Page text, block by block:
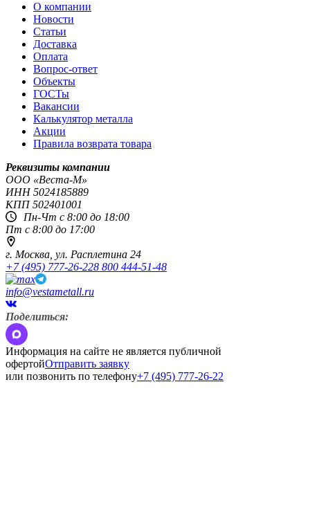
О компании
Новости
Статьи
Доставка
Оплата
Вопрос-ответ
Объекты
ГОСТы
Вакансии
Калькулятор металла
Акции
Правила возврата товара
Реквизиты компании
OOO «Веста-М»
ИНН5024185889
КПП502401001
Пн-Чт с 8:00 до 18:00
Пт с 8:00 до 17:00
г. Москва, ул. Расплетина 24
+7 (495) 777-26-228 800 444-51-48
info@vestametall.ru
Поделиться:
Информация на сайте не является публичной
офертойОтправить заявку
или позвонить по телефону+7 (495) 777-26-22